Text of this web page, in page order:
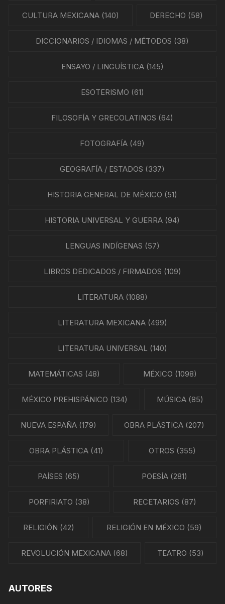
CULTURA MEXICANA(140) DERECHO (58)
DICCIONARIOS / IDIOMAS / MÉTODOS (38)
ENSAYO / LINGÜÍSTICA(145)
ESOTERISMO (61)
FILOSOFÍA Y GRECOLATINOS (64)
FOTOGRAFÍA (49)
GEOGRAFÍA / ESTADOS (337)
HISTORIA GENERAL DE MÉXICO (51)
HISTORIA UNIVERSAL Y GUERRA (94)
LENGUAS INDÍGENAS (57)
LIBROS DEDICADOS / FIRMADOS (109)
LITERATURA(1088)
LITERATURA MEXICANA(499)
LITERATURA UNIVERSAL (140)
MATEMÁTICAS (48) MÉXICO (1098)
MÉXICO PREHISPÁNICO (134) MÚSICA (85)
NUEVA ESPAÑA(179) OBRA PLÁSTICA (207)
OBRA PLÁSTICA (41) OTROS (355)
PAÍSES (65) POESÍA (281)
PORFIRIATO (38) RECETARIOS (87)
RELIGIÓN (42) RELIGIÓN EN MÉXICO (59)
REVOLUCIÓN MEXICANA (68) TEATRO (53)
AUTORES